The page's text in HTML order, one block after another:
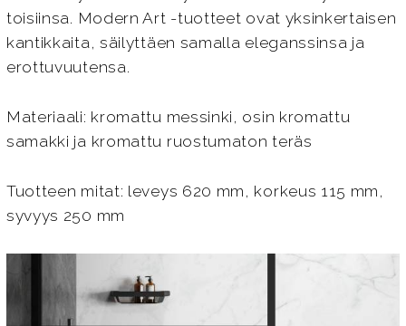
toisiinsa. Modern Art -tuotteet ovat yksinkertaisen
kantikkaita, säilyttäen samalla eleganssinsa ja
erottuvuutensa.
Materiaali: kromattu messinki, osin kromattu
samakki ja kromattu ruostumaton teräs
Tuotteen mitat: leveys 620 mm, korkeus 115 mm,
syvyys 250 mm